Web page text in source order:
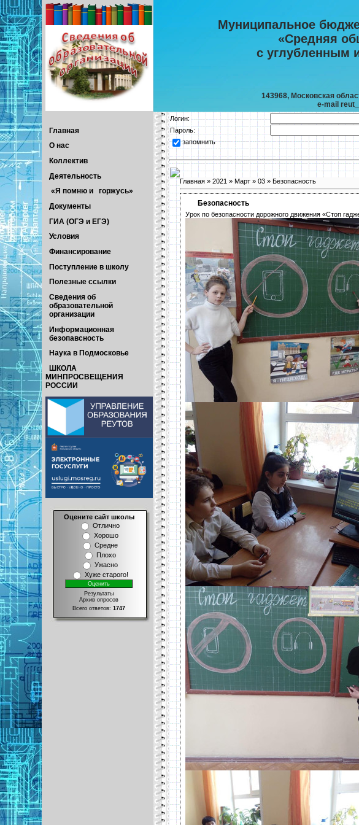
Муниципальное
«Средняя
с углубленным
143968, Московская
e-mail
Главная
О нас
Коллектив
Деятельность
«Я помню и горжусь»
Документы
ГИА (ОГЭ и ЕГЭ)
Условия
Финансирование
Поступление в школу
Полезные ссылки
Сведения об
образовательной
организации
Информационная
безопавсность
Наука в Подмосковье
ШКОЛА
МИНПРОСВЕЩЕНИЯ
РОССИИ
Оцените сайт школы
Отлично
Хорошо
Средне
Плохо
Ужасно
Хуже старого!
Результаты
Архив опросов
Всего ответов: 1747
Логин:
Пароль:
запомнить
Главная» 2021 » Март » 03» Безопасность
Безопасность
Урок по безопасности дорожного движения «Стоп